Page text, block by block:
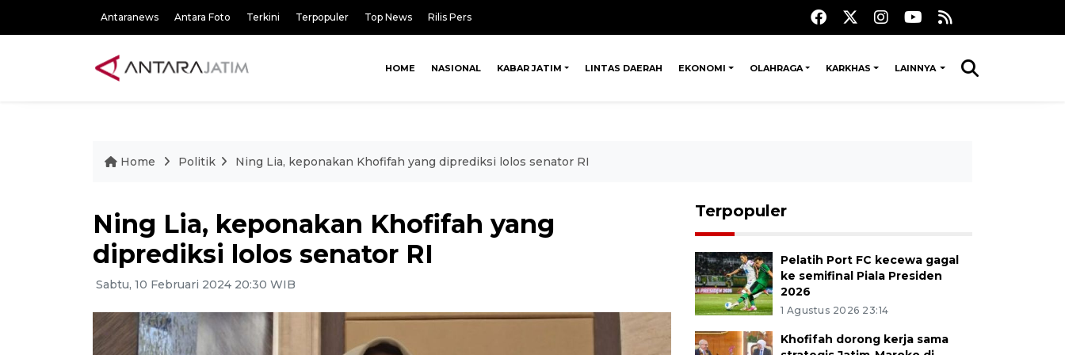
Antaranews Antara Foto Terkini Terpopuler Top News Rilis Pers
HOME NASIONAL KABAR JATIM LINTAS DAERAH EKONOMI OLAHRAGA KARKHAS LAINNYA
Home Politik Ning Lia, keponakan Khofifah yang diprediksi lolos senator RI
Ning Lia, keponakan Khofifah yang
diprediksi lolos senator RI
Sabtu, 10 Februari 2024 20:30 WIB
Terpopuler
Pelatih Port FC kecewa gagal
ke semifinal Piala Presiden
2026
1 Agustus 2026 23:14
Khofifah dorong kerja sama